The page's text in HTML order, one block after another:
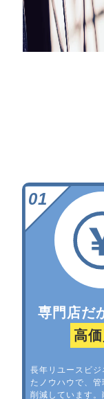
専門店だ
高
長年リユースビ
たノウハウで、管
削減しています。